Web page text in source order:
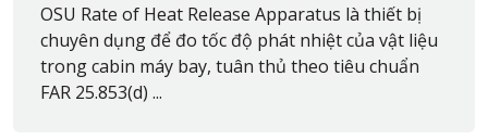
OSU Rate of Heat Release Apparatus là thiết bị
chuyên dụng để đo tốc độ phát nhiệt của vật liệu
trong cabin máy bay, tuân thủ theo tiêu chuẩn
FAR 25.853(d) ...